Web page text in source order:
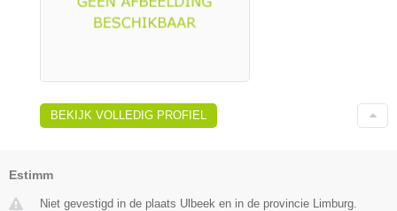
BEKIJK VOLLEDIG PROFIEL
Estimm
Niet gevestigd in de plaats Ulbeek en in de provincie Limburg.